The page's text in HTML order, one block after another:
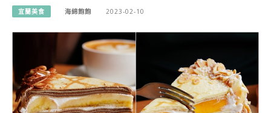
宜蘭美食 海綿飽飽 2023-02-10